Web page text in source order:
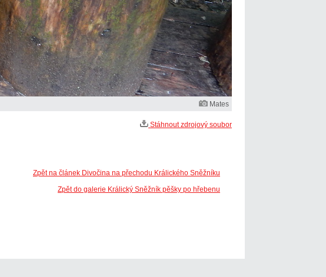
Mates
Stáhnout zdrojový soubor
Zpět na článek Divočina na přechodu Králického Sněžníku
Zpět do galerie Králický Sněžník pěšky po hřebenu